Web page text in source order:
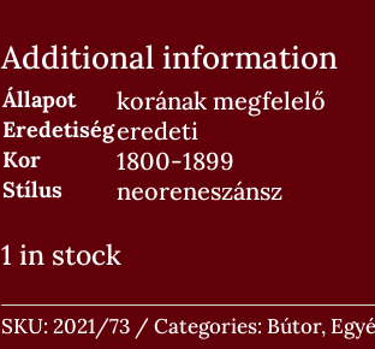
Additional information
Állapot korának megfelelő
Eredetiségeredeti
Kor 1800-1899
Stílus neoreneszánsz
1 in stock
SKU:2021/73 Categories: Bútor,